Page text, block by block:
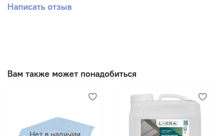
непрочно держащихся старых
прогрунтовать грунтовкой «Базис».
При сплошном шпатлевании
требуется.
Окраска
Краску перед применением
тщательно перемешать. Наносить
Написать отзыв
Вам также может понадобиться